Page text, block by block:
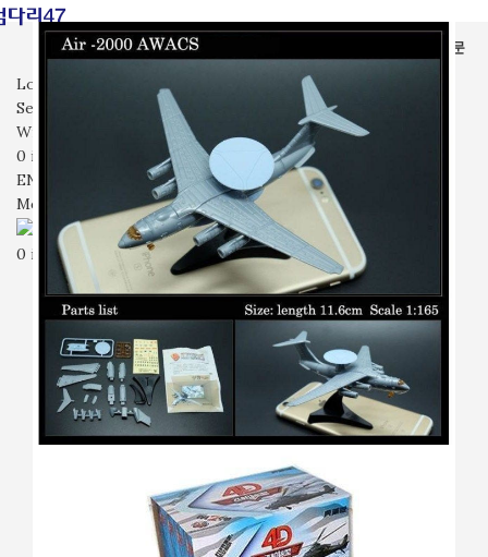
전체상품가면장난감시계
자주묻는질문
문의
Login / Register
Search
Wishlist
0 items
ENG
Menu
0 items ₩0